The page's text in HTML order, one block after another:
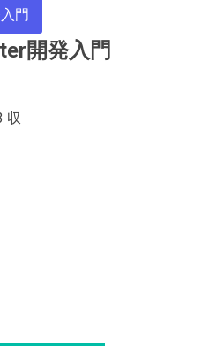
門
開発入門
収